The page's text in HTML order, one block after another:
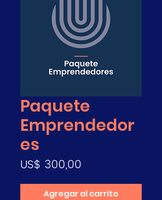
Paquete
Emprendedor
es
US$ 300,00
Agregar al carrito